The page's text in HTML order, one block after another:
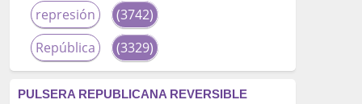
represión
(3742)
República
(3329)
PULSERA REPUBLICANA REVERSIBLE